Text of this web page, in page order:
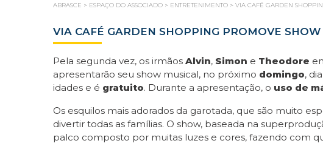
ABRASCE > ESPAÇO DO ASSOCIADO > ENTRETENIMENTO > VIA CAFÉ GARDEN
VIA CAFÉ GARDEN SHOPPING PROMOVE SHOW
Pela segunda vez, os irmãos Alvin, Simon e Theodore
apresentarão seu show musical, no próximo domingo, dia
idades e é gratuito. Durante a apresentação, o uso de
Os esquilos mais adorados da garotada, que são muito
divertir todas as famílias. O show, baseada na
palco composto por muitas luzes e cores, fazendo com